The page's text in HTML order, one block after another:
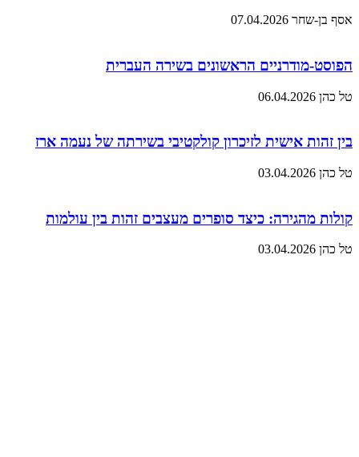
אסף בן-שחר 07.04.2026
הפוסט-מודרניים הראשונים בשירה העברית
טל כהן 06.04.2026
בין זהות אישית לזיכרון קולקטיבי בשירתה של נעמה ארז
טל כהן 03.04.2026
קולות מהגירה: כיצד סופרים מעצבים זהות בין עולמות
טל כהן 03.04.2026